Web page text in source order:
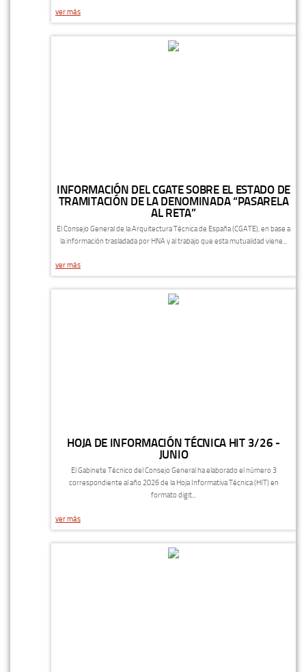
ver más
INFORMACIÓN DEL CGATE SOBRE EL ESTADO DE
TRAMITACIÓN DE LA DENOMINADA “PASARELA
AL RETA”
El Consejo General de la Arquitectura Técnica de España (CGATE), en base a
la información trasladada por HNA y al trabajo que esta mutualidad viene...
ver más
HOJA DE INFORMACIÓN TÉCNICA HIT 3/26 -
JUNIO
El Gabinete Técnico del Consejo General ha elaborado el número 3
correspondiente al año 2026 de la Hoja Informativa Técnica (HIT) en
formato digit...
ver más